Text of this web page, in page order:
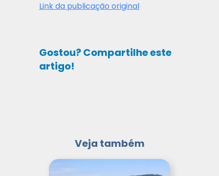
Link da publicação original
Gostou? Compartilhe este
artigo!
Veja também